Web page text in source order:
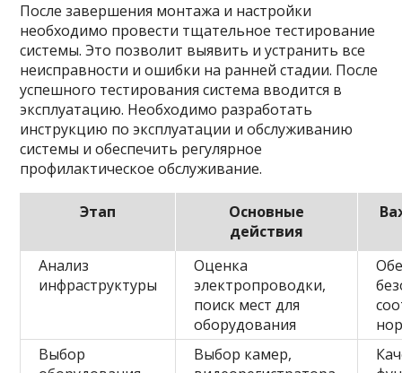
После завершения монтажа и настройки
необходимо провести тщательное тестирование
системы. Это позволит выявить и устранить все
неисправности и ошибки на ранней стадии. После
успешного тестирования система вводится в
эксплуатацию. Необходимо разработать
инструкцию по эксплуатации и обслуживанию
системы и обеспечить регулярное
профилактическое обслуживание.
Этап
Основные
действия
Анализ
инфраструктуры
Оценка
электропроводки,
поиск мест для
оборудования
Выбор
Выбор камер,